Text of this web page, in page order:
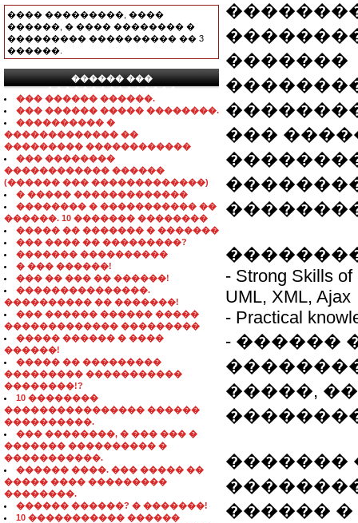
���� ���������, ����
������, � ���� �������� �
��������� ���������� �� 3
������.
������ ���
���������������
��� ������ ������.
��� ������ ����� ��������.
���������� �
������������� ��
��������� ������������
��� ��������
������������ ������
(������ ��� �������������)
� ����� �������������
�������� � ����������� ��
������. 10 ������� ��������
����� �� ������� � �������
��� ���� �� ���������?
������� ����������
� ��� ������!
��� �� ��� �� ������!
���������������.
���������� �� �������!
��� ������ ������ �����
������������� ���������
����� ������ � ����
������!
����� �� ���������
��������� �����������
��������!?
10 ��������
���������������� ������
����������.
��� ��������, � ��� ��� �
������� ���������� �
�����������.
������ ����. ��� ����� ��
����� ���� ���������
��������.
������ ������? � �������!
10 ����������� ������
�������
���
- Strong Skills
UML, XML, Ajax
- Practical
- ������
�����,
�������
������ �